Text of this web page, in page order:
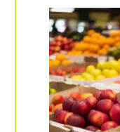
o
u
p
e
–
A
n
n
é
e
e
d
e
s
p
r
i
x
d
e